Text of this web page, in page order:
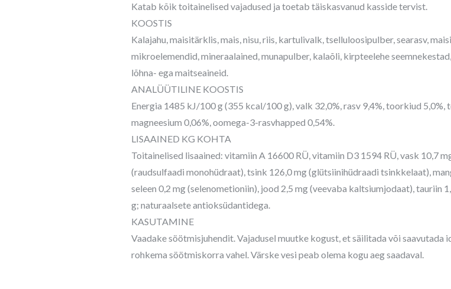
Katab kõik toitainelised vajadused ja toetab täiskasvanud kasside tervist.
KOOSTIS
Kalajahu, maisitärklis, mais, nisu, riis, kartulivalk, tselluloosipulber, searasv,
mikroelemendid, mineraalained, munapulber, kalaõli, kirpteelehe
lõhna- ega maitseaineid.
ANALÜÜTILINE KOOSTIS
Energia 1485 kJ/100 g (355 kcal/100 g), valk 32,0%, rasv 9,4%, toorkiud
magneesium 0,06%, oomega-3-rasvhapped 0,54%.
LISAAINED KG KOHTA
Toitainelised lisaained: vitamiin A 16600 RÜ, vitamiin D3 1594 RÜ, vask 10,7
(raudsulfaadi monohüdraat), tsink 126,0 mg (glütsiinihüdraadi tsinkkelaat),
seleen 0,2 mg (selenometioniin), jood 2,5 mg (veevaba kaltsiumjodaat), tauriin
g; naturaalsete antioksüdantidega.
KASUTAMINE
Vaadake söötmisjuhendit. Vajadusel muutke kogust, et säilitada või saavutada
rohkema söötmiskorra vahel. Värske vesi peab olema kogu aeg saadaval.